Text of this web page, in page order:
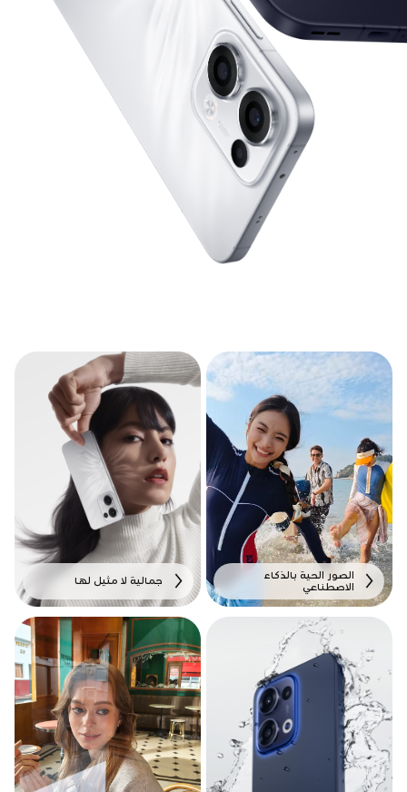
IP69
جمالية لا مثيل لها
الصور الحية بالذكاء
الاصطناعي